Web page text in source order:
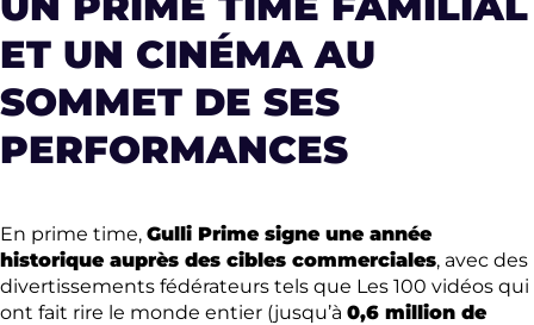
ET UN CINÉMA AU
SOMMET DE SES
PERFORMANCES
En prime time, Gulli Prime signe une année
historique auprès des cibles commerciales, avec des
divertissements fédérateurs tels que Les 100 vidéos qui
ont fait rire le monde entier (jusqu’à 0,6 million de